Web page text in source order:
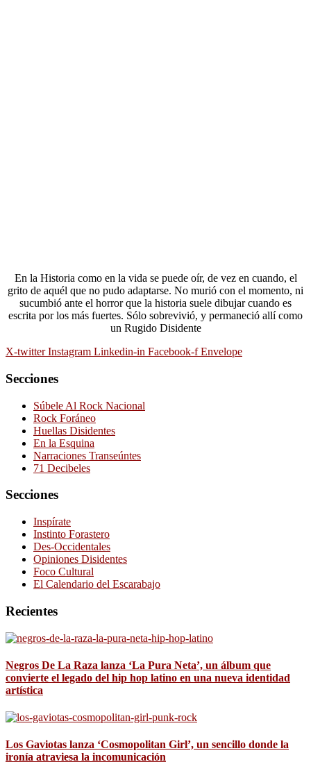
En la Historia como en la vida se puede oír, de vez en cuando, el
grito de aquél que no pudo adaptarse. No murió con el momento, ni
sucumbió ante el horror que la historia suele dibujar cuando es
escrita por los más fuertes. Sólo sobrevivió, y permaneció allí como
un Rugido Disidente
X-twitter Instagram Linkedin-in Facebook-f Envelope
Secciones
Súbele Al Rock Nacional
Rock Foráneo
Huellas Disidentes
En la Esquina
Narraciones Transeúntes
71 Decibeles
Secciones
Inspírate
Instinto Forastero
Des-Occidentales
Opiniones Disidentes
Foco Cultural
El Calendario del Escarabajo
Recientes
Negros De La Raza lanza ‘La Pura Neta’, un álbum que
convierte el legado del hip hop latino en una nueva identidad
artística
Los Gaviotas lanza ‘Cosmopolitan Girl’, un sencillo donde la
ironía atraviesa la incomunicación